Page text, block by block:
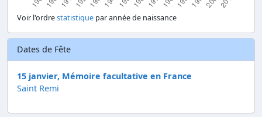
Voir l'ordrestatistique par année de naissance
Dates de Fête
15 janvier, Mémoire facultative en France
Saint Remi